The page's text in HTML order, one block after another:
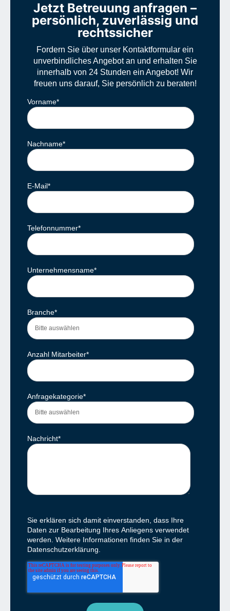
Jetzt Betreuung anfragen –
persönlich, zuverlässig und
rechtssicher
Fordern Sie über unser Kontaktformular ein
unverbindliches Angebot an und erhalten Sie
innerhalb von 24 Stunden ein Angebot! Wir
freuen uns darauf, Sie persönlich zu beraten!
Vorname*
Nachname*
E-Mail*
Telefonnummer*
Unternehmensname*
Branche*
Anzahl Mitarbeiter*
Anfragekategorie*
Nachricht*
Sie erklären sich damit einverstanden, dass Ihre
Daten zur Bearbeitung Ihres Anliegens verwendet
werden. Weitere Informationen finden Sie in der
Datenschutzerklärung.